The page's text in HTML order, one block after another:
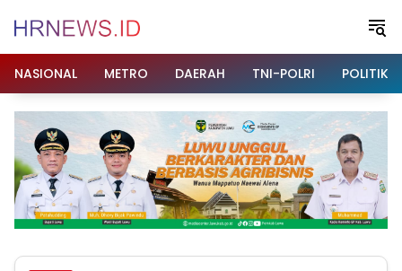
NASIONAL
METRO DAERAH TNI-POLRI POLITIK